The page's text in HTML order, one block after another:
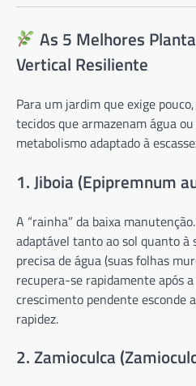
As 5 Melhores
Vertical Resiliente
Para um jardim que exige
tecidos que armazenam água
metabolismo adaptado à
1. Jiboia (Epipremnum
A “rainha” da baixa
adaptável tanto ao sol quanto à
precisa de água (suas folhas
recupera-se rapidamente após
crescimento pendente esconde
rapidez.
2. Zamioculca